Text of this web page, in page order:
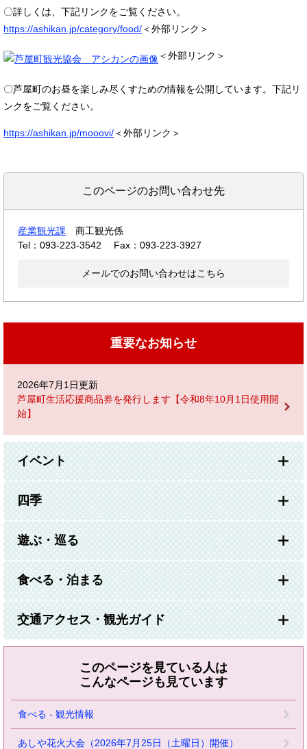
〇詳しくは、下記リンクをご覧ください。
https://ashikan.jp/category/food/＜外部リンク＞
＜外部リンク＞
〇芦屋町のお昼を楽しみ尽くすための情報を公開しています。下記リ
ンクをご覧ください。
https://ashikan.jp/mooovi/＜外部リンク＞
このページのお問い合わせ先
産業観光課
商工観光係
Tel：093-223-3542
Fax：093-223-3927
メールでのお問い合わせはこちら
重要なお知らせ
2026年7月1日更新
芦屋町生活応援商品券を発行します【令和8年10月1日使用開
始】
イベント
四季
遊ぶ・巡る
食べる・泊まる
交通アクセス・観光ガイド
このページを見ている人は
こんなページも見ています
食べる - 観光情報
あしや花火大会（2026年7月25日（土曜日）開催）